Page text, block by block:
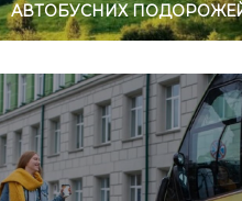
АВТОБУСНИХ